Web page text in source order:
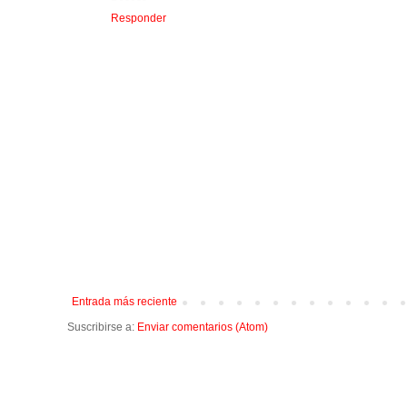
Responder
Entrada más reciente
Suscribirse a: Enviar comentarios (Atom)